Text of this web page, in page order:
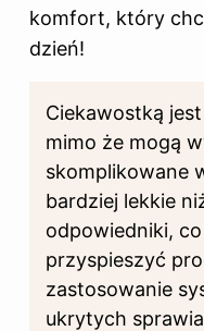
komfort, który
dzień!
Ciekawostką
mimo że mogą
skomplikowane
bardziej lekkie
odpowiedniki,
przyspieszyć
zastosowanie
ukrytych